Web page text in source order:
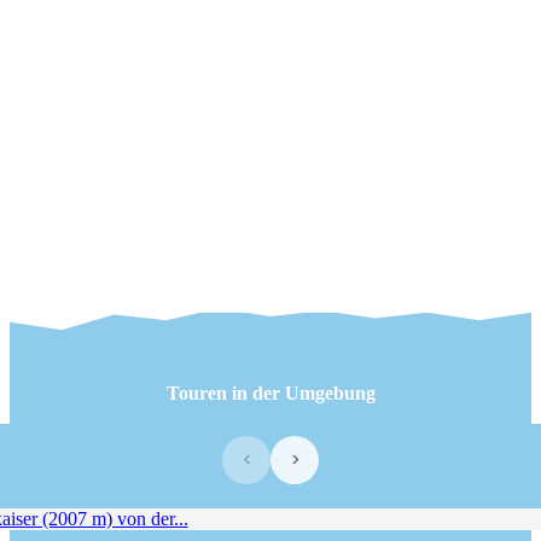
Touren in der Umgebung
‹ ›